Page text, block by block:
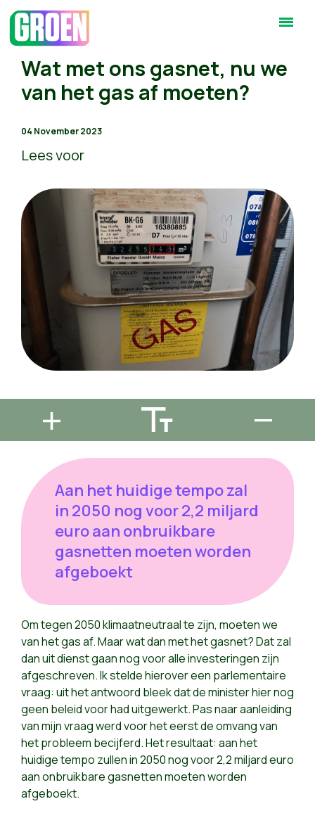
Wat met ons gasnet, nu we
van het gas af moeten?
04 November 2023
Lees voor
Aan het huidige tempo zal
in 2050 nog voor 2,2 miljard
euro aan onbruikbare
gasnetten moeten worden
afgeboekt
Om tegen 2050 klimaatneutraal te zijn, moeten we
van het gas af. Maar wat dan met het gasnet? Dat zal
dan uit dienst gaan nog voor alle investeringen zijn
afgeschreven. Ik stelde hierover een parlementaire
vraag: uit het antwoord bleek dat de minister hier nog
geen beleid voor had uitgewerkt. Pas naar aanleiding
van mijn vraag werd voor het eerst de omvang van
het probleem becijferd. Het resultaat: aan het
huidige tempo zullen in 2050 nog voor 2,2 miljard euro
aan onbruikbare gasnetten moeten worden
afgeboekt.